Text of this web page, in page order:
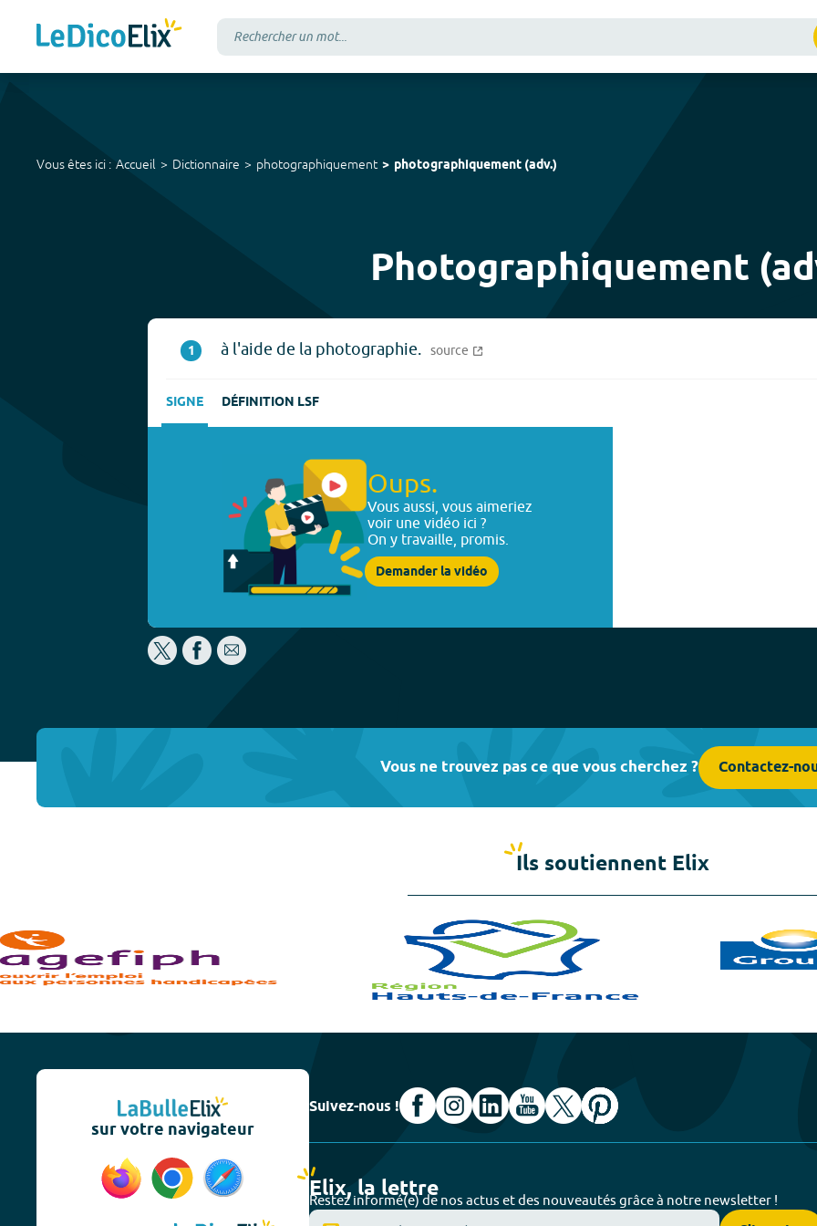
Vous êtes ici : Accueil Dictionnaire photographiquement photographiquement (adv.)
Photographiquement
1 à l'aide de la photographie. source
SIGNE DÉFINITION LSF
Oups.
Vous aussi, vous aimeriez
voir une vidéo ici ?
On y travaille, promis.
Demander la vidéo
Vous ne trouvez pas ce que vous cherchez ? Contactez-
Ils soutiennent Elix
sur votre navigateur
Suivez-nous !
Elix, la lettre
Restez informé(e) de nos actus et des nouveautés grâce à notre newsletter !